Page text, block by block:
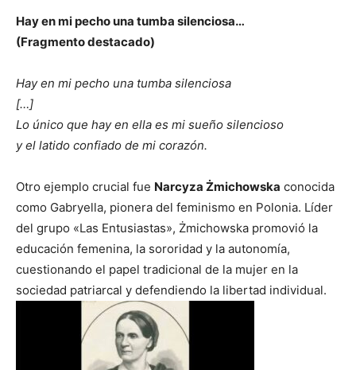
Hay en mi pecho una tumba silenciosa…
(Fragmento destacado)
Hay en mi pecho una tumba silenciosa
[…]
Lo único que hay en ella es mi sueño silencioso
y el latido confiado de mi corazón.
Otro ejemplo crucial fue Narcyza Żmichowska conocida
como Gabryella, pionera del feminismo en Polonia. Líder
del grupo «Las Entusiastas», Żmichowska promovió la
educación femenina, la sororidad y la autonomía,
cuestionando el papel tradicional de la mujer en la
sociedad patriarcal y defendiendo la libertad individual.